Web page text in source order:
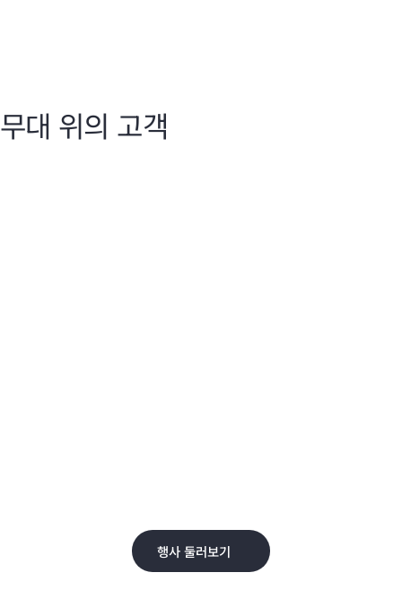
무대 위의 고객
행사 둘러보기